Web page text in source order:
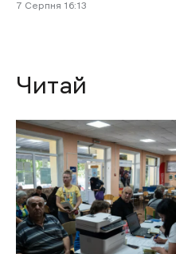
7 Cерпня 16:13
Читай